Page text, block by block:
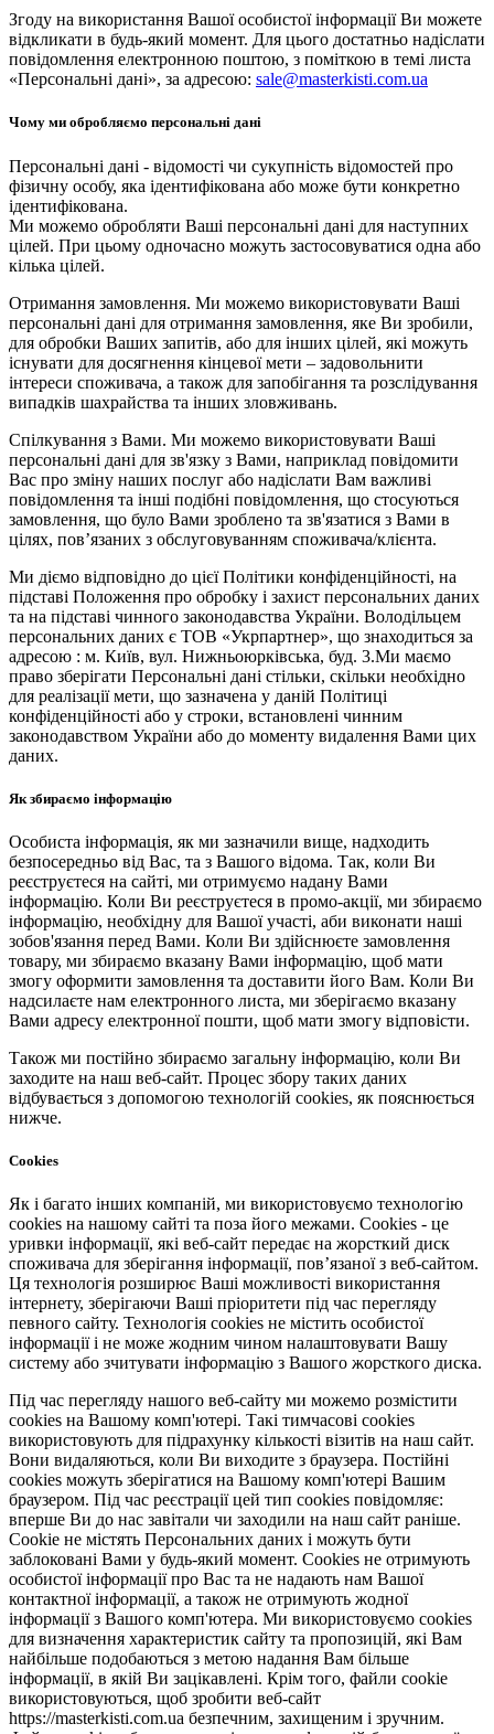
Згоду на використання Вашої особистої інформації Ви можете
відкликати в будь-який момент. Для цього достатньо надіслати
повідомлення електронною поштою, з поміткою в темі листа
«Персональні дані», за адресою: sale@masterkisti.com.ua
Чому ми обробляємо персональні дані
Персональні дані - відомості чи сукупність відомостей про
фізичну особу, яка ідентифікована або може бути конкретно
ідентифікована.
Ми можемо обробляти Ваші персональні дані для наступних
цілей. При цьому одночасно можуть застосовуватися одна або
кілька цілей.
Отримання замовлення. Ми можемо використовувати Ваші
персональні дані для отримання замовлення, яке Ви зробили,
для обробки Ваших запитів, або для інших цілей, які можуть
існувати для досягнення кінцевої мети – задовольнити
інтереси споживача, а також для запобігання та розслідування
випадків шахрайства та інших зловживань.
Спілкування з Вами. Ми можемо використовувати Ваші
персональні дані для зв'язку з Вами, наприклад повідомити
Вас про зміну наших послуг або надіслати Вам важливі
повідомлення та інші подібні повідомлення, що стосуються
замовлення, що було Вами зроблено та зв'язатися з Вами в
цілях, пов’язаних з обслуговуванням споживача/клієнта.
Ми діємо відповідно до цієї Політики конфіденційності, на
підставі Положення про обробку і захист персональних даних
та на підставі чинного законодавства України. Володільцем
персональних даних є ТОВ «Укрпартнер», що знаходиться за
адресою : м. Київ, вул. Нижньоюркiвська, буд. 3.Ми маємо
право зберігати Персональні дані стільки, скільки необхідно
для реалізації мети, що зазначена у даній Політиці
конфіденційності або у строки, встановлені чинним
законодавством України або до моменту видалення Вами цих
даних.
Як збираємо інформацію
Особиста інформація, як ми зазначили вище, надходить
безпосередньо від Вас, та з Вашого відома. Так, коли Ви
реєструєтеся на сайті, ми отримуємо надану Вами
інформацію. Коли Ви реєструєтеся в промо-акції, ми збираємо
інформацію, необхідну для Вашої участі, аби виконати наші
зобов'язання перед Вами. Коли Ви здійснюєте замовлення
товару, ми збираємо вказану Вами інформацію, щоб мати
змогу оформити замовлення та доставити його Вам. Коли Ви
надсилаєте нам електронного листа, ми зберігаємо вказану
Вами адресу електронної пошти, щоб мати змогу відповісти.
Також ми постійно збираємо загальну інформацію, коли Ви
заходите на наш веб-сайт. Процес збору таких даних
відбувається з допомогою технологій cookies, як пояснюється
нижче.
Cookies
Як і багато інших компаній, ми використовуємо технологію
cookies на нашому сайті та поза його межами. Cookies - це
уривки інформації, які веб-сайт передає на жорсткий диск
споживача для зберігання інформації, пов’язаної з веб-сайтом.
Ця технологія розширює Ваші можливості використання
інтернету, зберігаючи Ваші пріоритети під час перегляду
певного сайту. Технологія cookies не містить особистої
інформації і не може жодним чином налаштовувати Вашу
систему або зчитувати інформацію з Вашого жорсткого диска.
Під час перегляду нашого веб-сайту ми можемо розмістити
cookies на Вашому комп'ютері. Такі тимчасові cookies
використовують для підрахунку кількості візитів на наш сайт.
Вони видаляються, коли Ви виходите з браузера. Постійні
cookies можуть зберігатися на Вашому комп'ютері Вашим
браузером. Під час реєстрації цей тип cookies повідомляє:
вперше Ви до нас завітали чи заходили на наш сайт раніше.
Cookie не містять Персональних даних і можуть бути
заблоковані Вами у будь-який момент. Сookies не отримують
особистої інформації про Вас та не надають нам Вашої
контактної інформації, а також не отримують жодної
інформації з Вашого комп'ютера. Ми використовуємо cookies
для визначення характеристик сайту та пропозицій, які Вам
найбільше подобаються з метою надання Вам більше
інформації, в якій Ви зацікавлені. Крім того, файли cookie
використовуються, щоб зробити веб-сайт
https://masterkisti.com.ua безпечним, захищеним і зручним.